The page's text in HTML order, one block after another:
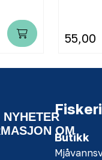
55,00
OM
Fiskeri
Butikk